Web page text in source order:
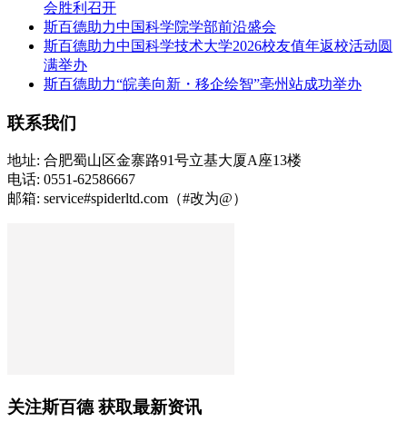
会胜利召开
斯百德助力中国科学院学部前沿盛会
斯百德助力中国科学技术大学2026校友值年返校活动圆
满举办
斯百德助力“皖美向新・移企绘智”亳州站成功举办
联系我们
地址: 合肥蜀山区金寨路91号立基大厦A座13楼
电话: 0551-62586667
邮箱: service#spiderltd.com（#改为@）
关注斯百德 获取最新资讯